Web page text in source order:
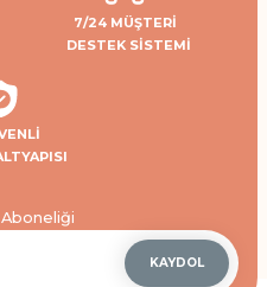
7/24 MÜŞTERİ
DESTEK SİSTEMİ
KAYDOL